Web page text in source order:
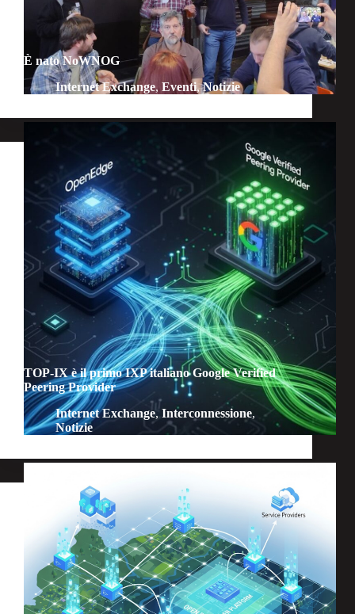
È nato NoWNOG
Internet Exchange, Eventi,Notizie
TOP-IX è il primo IXP italiano Google Verified
Peering Provider
Internet Exchange,Interconnessione,
Notizie